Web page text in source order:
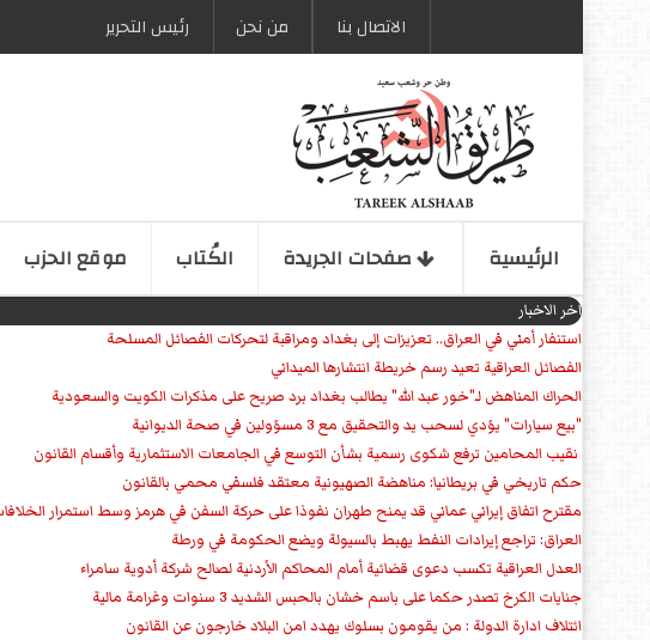
الاتصال بنا من نحن رئیس التحریر
الرئیسیة صفحات الجریدة الكُتاب موقع الحزب
اخر الاخبار
استنفار أمني في العراق.. تعزيزات إلى بغداد ومراقبة لتحركات الفصائل المسلحة
الفصائل العراقية تعيد رسم خريطة انتشارها الميداني
الحراك المناهض لـ"خور عبد الله" يطالب بغداد برد صريح على مذكرات الكويت والسعودية
"بيع سيارات" يؤدي لسحب يد والتحقيق مع 3 مسؤولين في صحة الديوانية
‏ نقيب المحامين ترفع شكوى رسمية بشأن التوسع في الجامعات الاستثمارية وأقسام القانون
حكم تاريخي في بريطانيا: مناهضة الصهيونية معتقد فلسفي محمي بالقانون
مقترح اتفاق إيراني عماني قد يمنح طهران نفوذا على حركة السفن في هرمز وسط استمرار
العراق: تراجع إيرادات النفط يهبط بالسيولة ويضع الحكومة في ورطة
العدل العراقية تكسب دعوى قضائية أمام المحاكم الأردنية لصالح شركة أدوية سامراء
جنايات الكرخ تصدر حكما على باسم خشان بالحبس الشديد 3 سنوات وغرامة مالية
ائتلاف ادارة الدولة : من يقومون بسلوك يهدد امن البلاد خارجون عن القانون